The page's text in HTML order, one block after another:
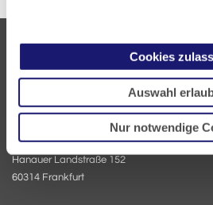
Cookies
Auswahl
Nur notwendige
Landesärztekammer Hessen
Hanauer Landstraße 152
60314 Frankfurt